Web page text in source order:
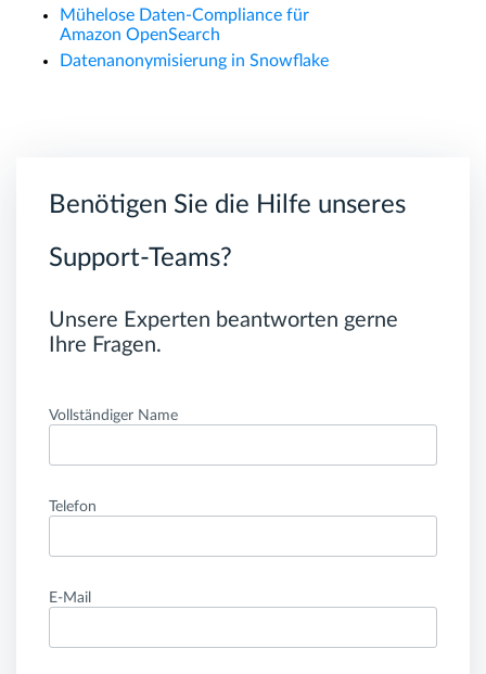
Mühelose Daten-Compliance für
Amazon OpenSearch
Datenanonymisierung in Snowflake
Benötigen Sie die Hilfe unseres
Support-Teams?
Unsere Experten beantworten gerne
Ihre Fragen.
Vollständiger Name
Telefon
E-Mail